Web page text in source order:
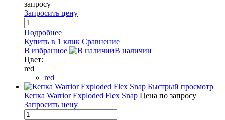
запросу
Запросить цену
Подробнее
Купить в 1 клик Сравнение
В избранное
В наличии
Цвет:
red
red
Быстрый просмотр
Кепка Warrior Exploded Flex Snap Цена по запросу
Запросить цену